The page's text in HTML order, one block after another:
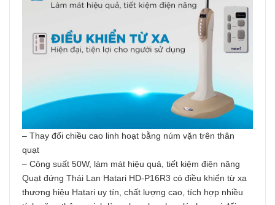
– Thay đổi chiều cao linh hoạt bằng núm vặn trên thân
quạt
– Công suất 50W, làm mát hiệu quả, tiết kiệm điện năng
Quạt đứng Thái Lan Hatari HD-P16R3 có điều khiển từ xa
thương hiệu Hatari uy tín, chất lượng cao, tích hợp nhiều